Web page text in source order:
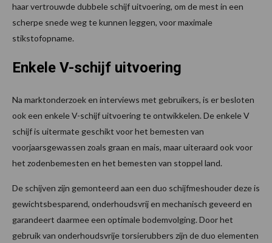
haar vertrouwde dubbele schijf uitvoering, om de mest in een
scherpe snede weg te kunnen leggen, voor maximale
stikstofopname.
Enkele V-schijf uitvoering
Na marktonderzoek en interviews met gebruikers, is er besloten
ook een enkele V-schijf uitvoering te ontwikkelen. De enkele V
schijf is uitermate geschikt voor het bemesten van
voorjaarsgewassen zoals graan en mais, maar uiteraard ook voor
het zodenbemesten en het bemesten van stoppel land.
De schijven zijn gemonteerd aan een duo schijfmeshouder deze is
gewichtsbesparend, onderhoudsvrij en mechanisch geveerd en
garandeert daarmee een optimale bodemvolging. Door het
gebruik van onderhoudsvrije torsierubbers zijn de duo elementen